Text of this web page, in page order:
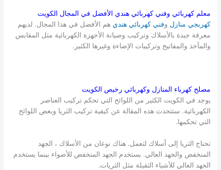
معلم كهربائي وفني كهربائي هندي الأفضل في المجال الكويت
كهربجي منازل وفني كهربائي هندي هم الأفضل في هذا المجال. لديهم
معرفة جيدة بالأسلاك وتركيب وصيانة الأجهزة الكهربائية مثل المقابس
والمآخذ والمفاتيح وتركيبات الإضاءة وغيرها الكثير.
مصلح كهرباء المنازل وكهربائي رخيص الكويت
يوجد في الكويت الكثير من اللوائح التي تحكم تركيب العناصر
الكهربائية. ستتحدث هذه المقالة عن كيفية تركيب الثريا وبعض اللوائح
التي تحكمها.
تحتاج الثريا إلى أسلاك لتعمل. هناك نوعان من الأسلاك ، الجهد
المنخفض والجهد العالي. يستخدم الجهد المنخفض للأضواء بينما يستخدم
الجهد العالي للأشياء الثقيلة مثل الثريات.